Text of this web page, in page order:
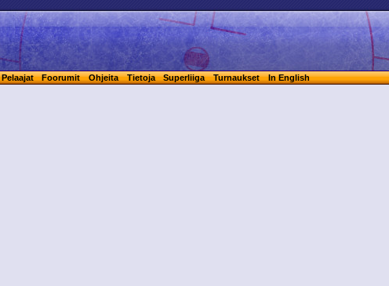
Pelaajat Foorumit Ohjeita Tietoja Superliiga Turnaukset In English